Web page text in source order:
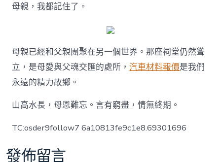
母親，我都記住了。
母親已經和父親團聚在另一個世界。那座祠堂仍然聳
立，是母愛與父魂交匯的處所，汽車材料報價是我們
永遠的精力故鄉。
山高水長，母恩難忘。言有窮盡，情無終期。
TC:osder9follow7 6a10813fe9c1e8.69301696
發佈留言